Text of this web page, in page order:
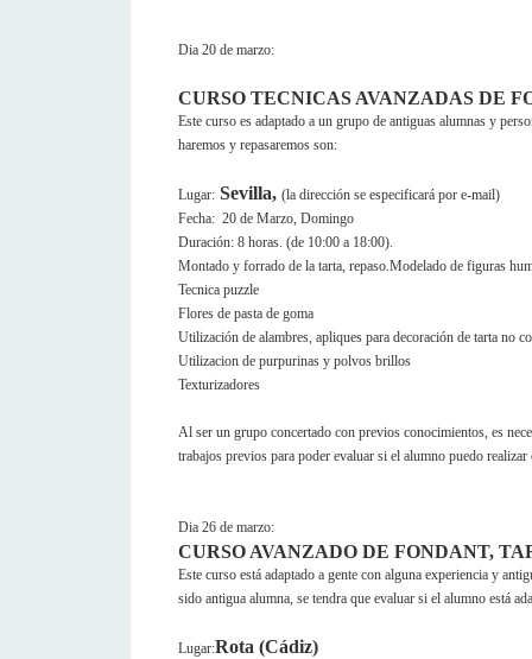
Dia 20 de marzo:
CURSO TECNICAS AVANZADAS DE
Este curso es adaptado a un grupo de antiguas alumnas y
haremos y repasaremos son:
Lugar: Sevilla, (la dirección se especificará por e-mail)
Fecha: 20 de Marzo, Domingo
Duración: 8 horas. (de 10:00 a 18:00).
Montado y forrado de la tarta, repaso.Modelado de figuras
Tecnica puzzle
Flores de pasta de goma
Utilización de alambres, apliques para decoración de tarta no
Utilizacion de purpurinas y polvos brillos
Texturizadores
Al ser un grupo concertado con previos conocimientos, es
trabajos previos para poder evaluar si el alumno puedo
Dia 26 de marzo:
CURSO AVANZADO DE FONDANT,
Este curso está adaptado a gente con alguna experiencia y
sido antigua alumna, se tendra que evaluar si el alumno está
Lugar:Rota (Cádiz)